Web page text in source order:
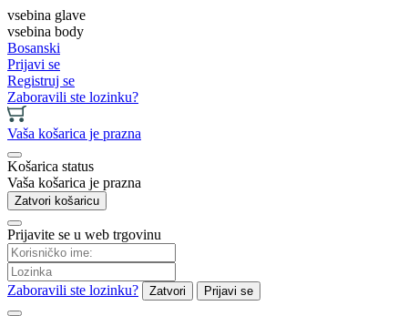
vsebina glave
vsebina body
Bosanski
Prijavi se
Registruj se
Zaboravili ste lozinku?
Vaša košarica je prazna
Košarica status
Vaša košarica je prazna
Zatvori košaricu
Prijavite se u web trgovinu
Zaboravili ste lozinku? Zatvori Prijavi se